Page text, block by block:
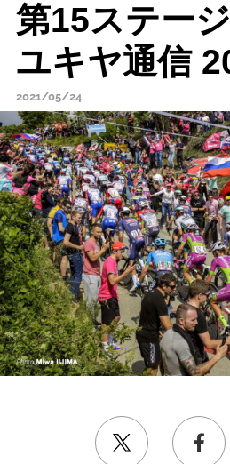
第15ステー
ユキヤ通信
2021/05/24